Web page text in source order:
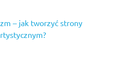
– jak tworzyć strony